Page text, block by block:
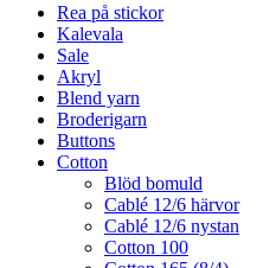
Rea på stickor
Kalevala
Sale
Akryl
Blend yarn
Broderigarn
Buttons
Cotton
Blöd bomuld
Cablé 12/6 härvor
Cablé 12/6 nystan
Cotton 100